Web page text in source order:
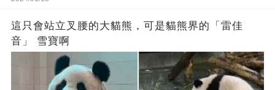
這只會站立叉腰的大貓熊，可是貓熊界的「雷佳
音」 雪寶啊